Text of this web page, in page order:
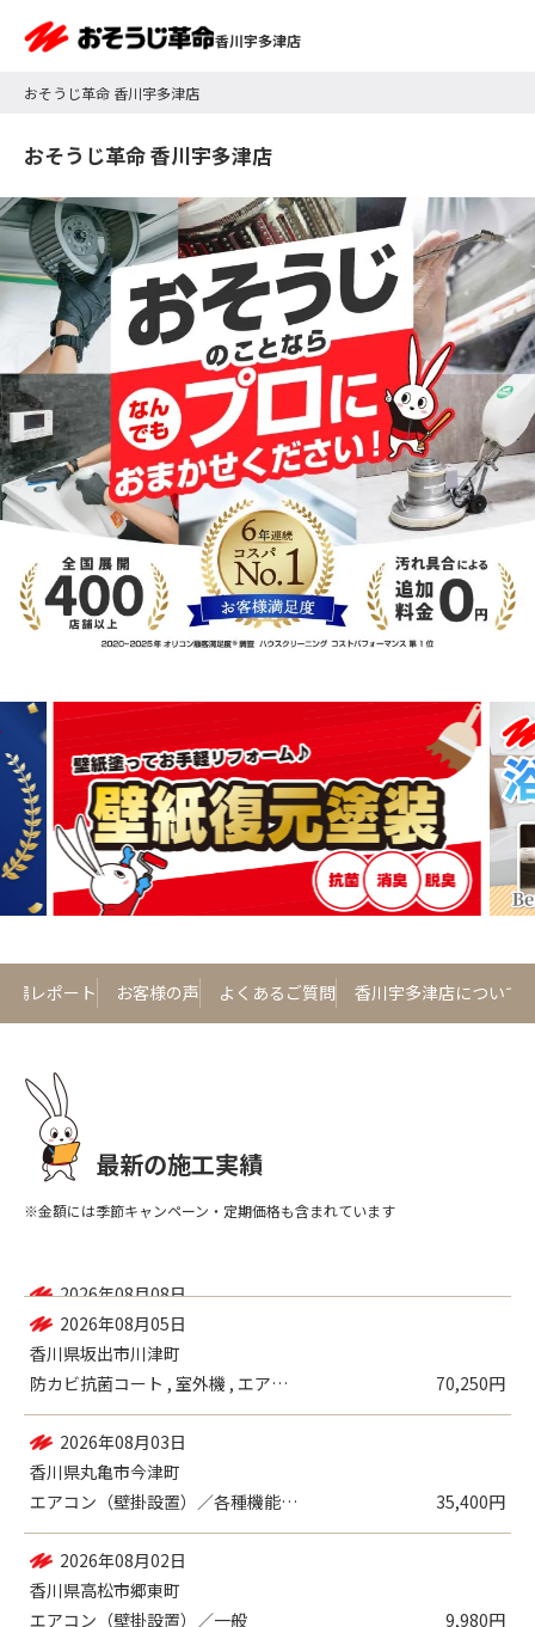
香川宇多津店
おそうじ革命 香川宇多津店
おそうじ革命 香川宇多津店
場レポート お客様の声 よくあるご質問 香川宇多津店について
最新の施工実績
※金額には季節キャンペーン・定期価格も含まれています
2026年08月08日
香川県坂出市元町
エアコン（壁掛設置）／一般
2026年08月05日
香川県坂出市川津町
2026年08月03日
香川県丸亀市今津町